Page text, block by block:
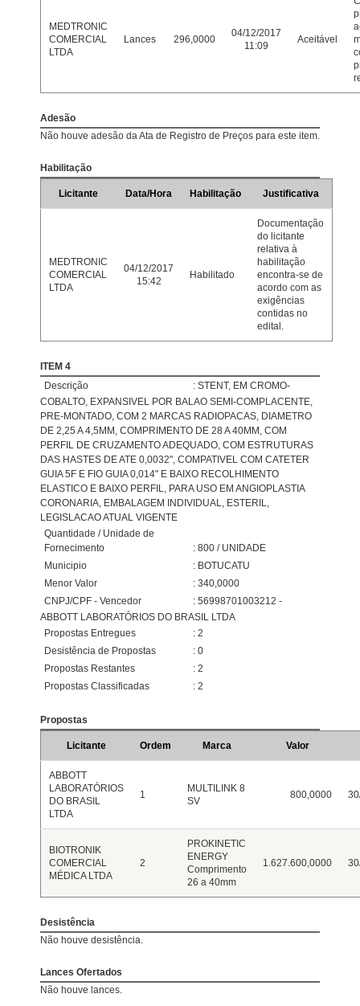
MEDTRONIC
COMERCIAL
LTDA
Lances 296,0000
04/12/2017
11:09
Aceitável
Adesão
Não houve adesão da Ata de Registro de Preços para este item.
Habilitação
Licitante Data/Hora Habilitação Justificativa
MEDTRONIC
COMERCIAL
LTDA
04/12/2017
15:42
Habilitado
Documentação
do licitante
relativa à
habilitação
encontra-se de
acordo com as
exigências
contidas no
edital.
ITEM 4
Descrição
: STENT, EM CROMO-
COBALTO, EXPANSIVEL POR BALAO SEMI-COMPLACENTE,
PRE-MONTADO, COM 2 MARCAS RADIOPACAS, DIAMETRO
DE 2,25 A 4,5MM, COMPRIMENTO DE 28 A 40MM, COM
PERFIL DE CRUZAMENTO ADEQUADO, COM ESTRUTURAS
DAS HASTES DE ATE 0,0032", COMPATIVEL COM CATETER
GUIA 5F E FIO GUIA 0,014" E BAIXO RECOLHIMENTO
ELASTICO E BAIXO PERFIL, PARA USO EM ANGIOPLASTIA
CORONARIA, EMBALAGEM INDIVIDUAL, ESTERIL,
LEGISLACAO ATUAL VIGENTE
Quantidade / Unidade de
Fornecimento
: 800 / UNIDADE
Municipio
: BOTUCATU
Menor Valor
: 340,0000
CNPJ/CPF - Vencedor
: 56998701003212 -
ABBOTT LABORATÓRIOS DO BRASIL LTDA
Propostas Entregues
: 2
Desistência de Propostas
: 0
Propostas Restantes
: 2
Propostas Classificadas
: 2
Propostas
Licitante Ordem Marca Valor
ABBOTT
LABORATÓRIOS
DO BRASIL
LTDA
1
MULTILINK 8
SV
800,0000
BIOTRONIK
COMERCIAL
MÉDICA LTDA
2
PROKINETIC
ENERGY
Comprimento
26 a 40mm
1.627.600,0000
Desistência
Não houve desistência.
Lances Ofertados
Não houve lances.